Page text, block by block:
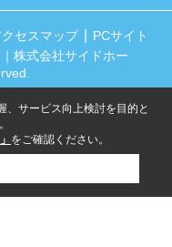
クセスマップ
PCサイト
株式会社サイドホー
、サービス向上検討を目的と
をご確認ください。